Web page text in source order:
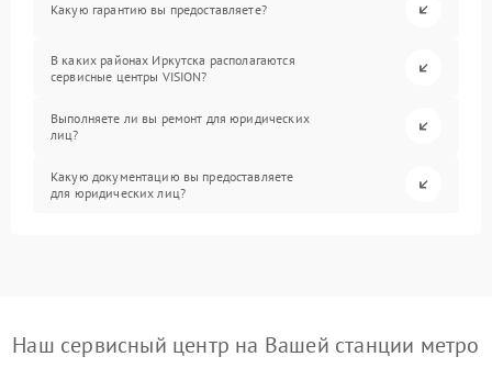
Какую гарантию вы предоставляете?
В каких районах Иркутска располагаются
сервисные центры VISION?
Выполняете ли вы ремонт для юридических
лиц?
Какую документацию вы предоставляете
для юридических лиц?
Наш сервисный центр на Вашей станции метро